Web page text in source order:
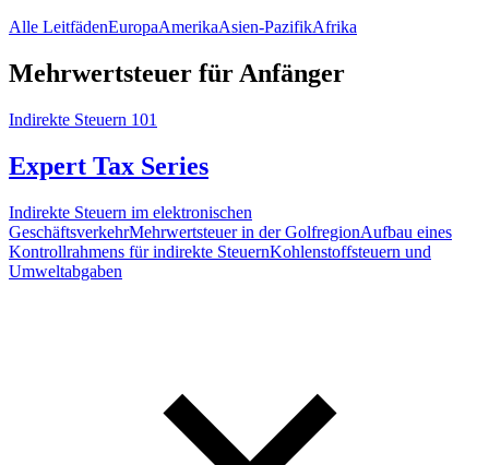
Alle LeitfädenEuropaAmerikaAsien-PazifikAfrika
Mehrwertsteuer für Anfänger
Indirekte Steuern 101
Expert Tax Series
Indirekte Steuern im elektronischen
GeschäftsverkehrMehrwertsteuer in der GolfregionAufbau eines
Kontrollrahmens für indirekte SteuernKohlenstoffsteuern und
Umweltabgaben